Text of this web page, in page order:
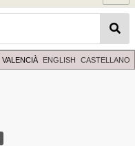
VALENCIÀ ENGLISH CASTELLANO